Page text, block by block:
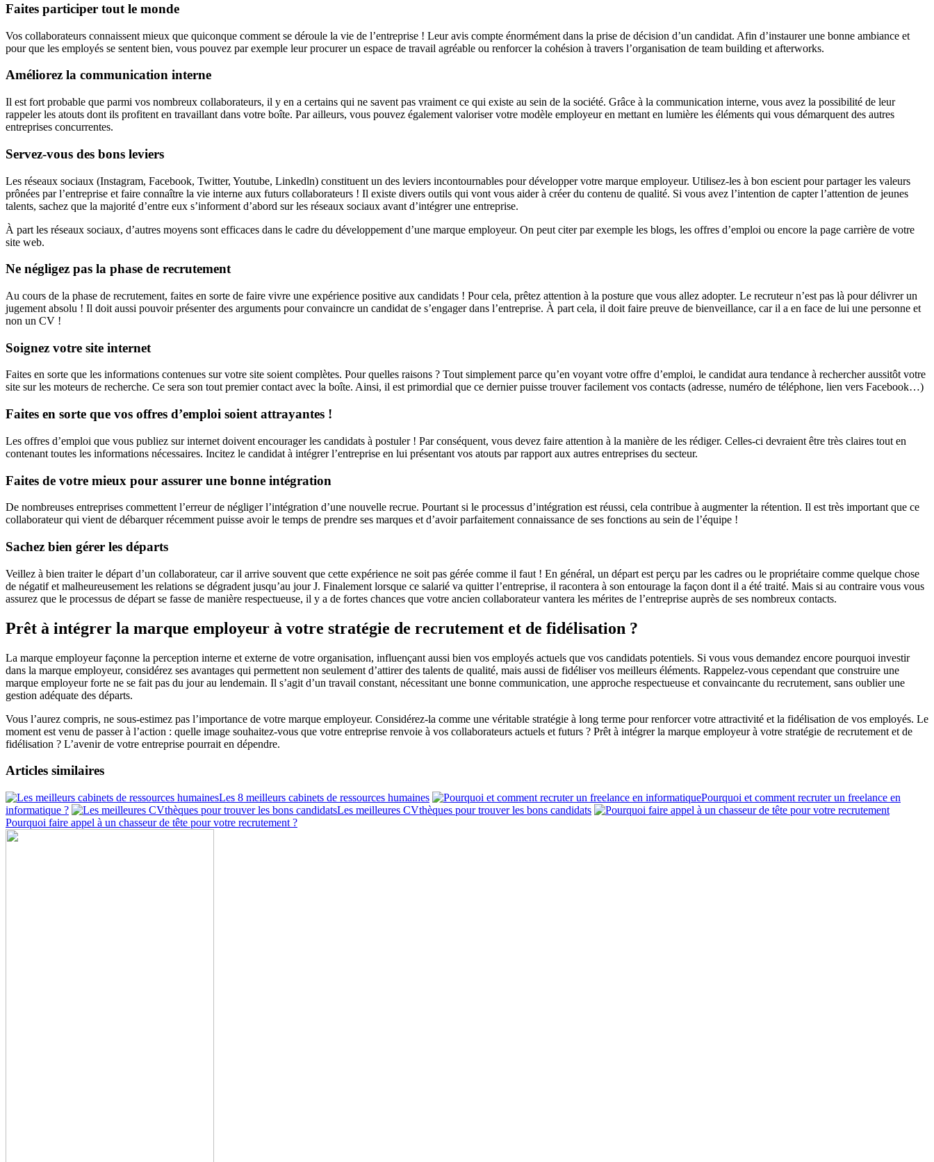
Faites participer tout le monde
Vos collaborateurs connaissent mieux que quiconque comment se déroule la vie de l’entreprise ! Leur avis compte énormément dans la prise de décision d’un candidat. Afin d’instaurer une bonne ambiance et
pour que les employés se sentent bien, vous pouvez par exemple leur procurer un espace de travail agréable ou renforcer la cohésion à travers l’organisation de team building et afterworks.
Améliorez la communication interne
Il est fort probable que parmi vos nombreux collaborateurs, il y en a certains qui ne savent pas vraiment ce qui existe au sein de la société. Grâce à la communication interne, vous avez la possibilité de leur
rappeler les atouts dont ils profitent en travaillant dans votre boîte. Par ailleurs, vous pouvez également valoriser votre modèle employeur en mettant en lumière les éléments qui vous démarquent des autres
entreprises concurrentes.
Servez-vous des bons leviers
Les réseaux sociaux (Instagram, Facebook, Twitter, Youtube, Linkedln) constituent un des leviers incontournables pour développer votre marque employeur. Utilisez-les à bon escient pour partager les valeurs
prônées par l’entreprise et faire connaître la vie interne aux futurs collaborateurs ! Il existe divers outils qui vont vous aider à créer du contenu de qualité. Si vous avez l’intention de capter l’attention de jeunes
talents, sachez que la majorité d’entre eux s’informent d’abord sur les réseaux sociaux avant d’intégrer une entreprise.
À part les réseaux sociaux, d’autres moyens sont efficaces dans le cadre du développement d’une marque employeur. On peut citer par exemple les blogs, les offres d’emploi ou encore la page carrière de votre
site web.
Ne négligez pas la phase de recrutement
Au cours de la phase de recrutement, faites en sorte de faire vivre une expérience positive aux candidats ! Pour cela, prêtez attention à la posture que vous allez adopter. Le recruteur n’est pas là pour délivrer un
jugement absolu ! Il doit aussi pouvoir présenter des arguments pour convaincre un candidat de s’engager dans l’entreprise. À part cela, il doit faire preuve de bienveillance, car il a en face de lui une personne et
non un CV !
Soignez votre site internet
Faites en sorte que les informations contenues sur votre site soient complètes. Pour quelles raisons ? Tout simplement parce qu’en voyant votre offre d’emploi, le candidat aura tendance à rechercher aussitôt votre
site sur les moteurs de recherche. Ce sera son tout premier contact avec la boîte. Ainsi, il est primordial que ce dernier puisse trouver facilement vos contacts (adresse, numéro de téléphone, lien vers Facebook…)
Faites en sorte que vos offres d’emploi soient attrayantes !
Les offres d’emploi que vous publiez sur internet doivent encourager les candidats à postuler ! Par conséquent, vous devez faire attention à la manière de les rédiger. Celles-ci devraient être très claires tout en
contenant toutes les informations nécessaires. Incitez le candidat à intégrer l’entreprise en lui présentant vos atouts par rapport aux autres entreprises du secteur.
Faites de votre mieux pour assurer une bonne intégration
De nombreuses entreprises commettent l’erreur de négliger l’intégration d’une nouvelle recrue. Pourtant si le processus d’intégration est réussi, cela contribue à augmenter la rétention. Il est très important que ce
collaborateur qui vient de débarquer récemment puisse avoir le temps de prendre ses marques et d’avoir parfaitement connaissance de ses fonctions au sein de l’équipe !
Sachez bien gérer les départs
Veillez à bien traiter le départ d’un collaborateur, car il arrive souvent que cette expérience ne soit pas gérée comme il faut ! En général, un départ est perçu par les cadres ou le propriétaire comme quelque chose
de négatif et malheureusement les relations se dégradent jusqu’au jour J. Finalement lorsque ce salarié va quitter l’entreprise, il racontera à son entourage la façon dont il a été traité. Mais si au contraire vous vous
assurez que le processus de départ se fasse de manière respectueuse, il y a de fortes chances que votre ancien collaborateur vantera les mérites de l’entreprise auprès de ses nombreux contacts.
Prêt à intégrer la marque employeur à votre stratégie de recrutement et de fidélisation ?
La marque employeur façonne la perception interne et externe de votre organisation, influençant aussi bien vos employés actuels que vos candidats potentiels. Si vous vous demandez encore pourquoi investir
dans la marque employeur, considérez ses avantages qui permettent non seulement d’attirer des talents de qualité, mais aussi de fidéliser vos meilleurs éléments. Rappelez-vous cependant que construire une
marque employeur forte ne se fait pas du jour au lendemain. Il s’agit d’un travail constant, nécessitant une bonne communication, une approche respectueuse et convaincante du recrutement, sans oublier une
gestion adéquate des départs.
Vous l’aurez compris, ne sous-estimez pas l’importance de votre marque employeur. Considérez-la comme une véritable stratégie à long terme pour renforcer votre attractivité et la fidélisation de vos employés. Le
moment est venu de passer à l’action : quelle image souhaitez-vous que votre entreprise renvoie à vos collaborateurs actuels et futurs ? Prêt à intégrer la marque employeur à votre stratégie de recrutement et de
fidélisation ? L’avenir de votre entreprise pourrait en dépendre.
Articles similaires
Les 8 meilleurs cabinets de ressources humaines
Pourquoi et comment recruter un freelance en
informatique ?
Les meilleures CVthèques pour trouver les bons candidats
Pourquoi faire appel à un chasseur de tête pour votre recrutement ?